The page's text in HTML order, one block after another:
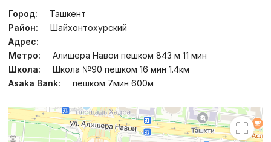
Город:
Ташкент
Район:
Шайхонтохурский
Адрес:
Метро:
Алишера Навои пешком 843 м 11 мин
Школа:
Школа №90 пешком 16 мин 1.4км
Asaka Bank:
пешком 7мин 600м